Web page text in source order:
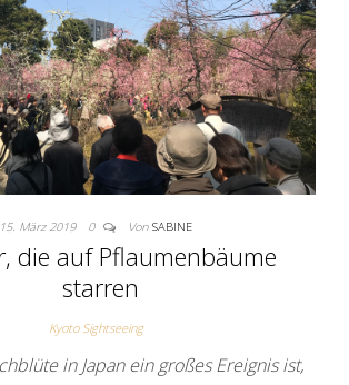
15. März 2019 0 Von SABINE
die auf Pflaumenbäume
starren
Kyoto Sightseeing
in Japan ein großes Ereignis ist,